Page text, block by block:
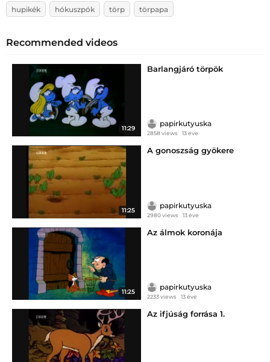
hupikék
hókuszpók törp törpapa
Recommended videos
11:29
Barlangjáró törpök
papirkutyuska
2858 views 13 éve
11:25
A gonoszság gyökere
papirkutyuska
2980 views 13 éve
11:25
Az álmok koronája
papirkutyuska
2233 views 13 éve
Az ifjúság forrása 1.